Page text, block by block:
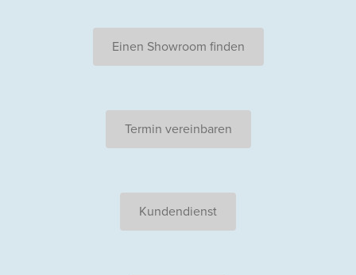
Einen Showroom finden
Termin vereinbaren
Kundendienst